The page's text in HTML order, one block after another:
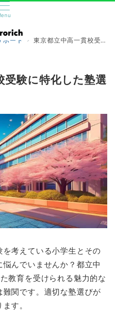
ポート 東京都立中高一貫校受験に特化した塾選びの決定版
受験に特化した塾選
考えている小学生とその
んでいませんか？都立中
教育を受けられる魅力的な
関です。適切な塾選びが
す。